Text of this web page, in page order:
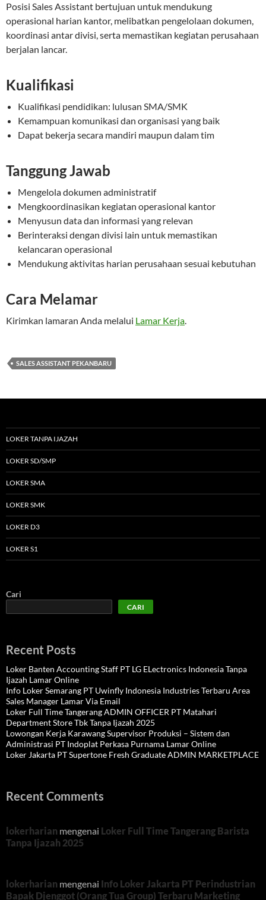
Posisi Sales Assistant bertujuan untuk mendukung
operasional harian kantor, melibatkan pengelolaan dokumen,
koordinasi antar divisi, serta memastikan kegiatan perusahaan
berjalan lancar.
Kualifikasi
Kualifikasi pendidikan: lulusan SMA/SMK
Kemampuan komunikasi dan organisasi yang baik
Dapat bekerja secara mandiri maupun dalam tim
Tanggung Jawab
Mengelola dokumen administratif
Mengkoordinasikan kegiatan operasional kantor
Menyusun data dan informasi yang relevan
Berinteraksi dengan divisi lain untuk memastikan
kelancaran operasional
Mendukung aktivitas harian perusahaan sesuai kebutuhan
Cara Melamar
Kirimkan lamaran Anda melalui Lamar Kerja.
SALES ASSISTANT PEKANBARU
LOKER TANPA IJAZAH
LOKER SD/SMP
LOKER SMA
LOKER SMK
LOKER D3
LOKER S1
Cari
CARI
Recent Posts
Loker Banten Accounting Staff PT LG ELectronics Indonesia Tanpa
Ijazah Lamar Online
Info Loker Semarang PT Uwinfly Indonesia Industries Terbaru Area
Sales Manager Lamar Via Email
Loker Full Time Tangerang ADMIN OFFICER PT Matahari
Department Store Tbk Tanpa Ijazah 2025
Lowongan Kerja Karawang Supervisor Produksi – Sistem dan
Administrasi PT Indoplat Perkasa Purnama Lamar Online
Loker Jakarta PT Supertone Fresh Graduate ADMIN MARKETPLACE
Recent Comments
lokerharian mengenai Loker Full Time Tangerang Barista
Tanpa Ijazah 2025
lokerharian mengenai Info Loker Jakarta PT Perindustrian
Bapak Djenggot (Orang Tua Group) Terbaru Marketing